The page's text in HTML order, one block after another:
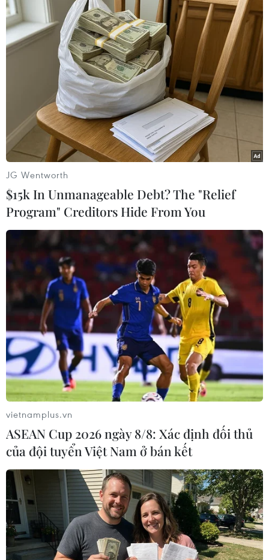
Theo dõi VietnamPlus
TIN LIÊN QUAN
Nga khiến phương Tây ngỡ ngàng với
vắcxin Sputnik V
04/02/2021 07:47
Báo Đức Die Welt ngày 4/2 đăng bài của nhà báo
Jacques Schuster cho rằng có thể Nga đã gây bất ngờ
cho các nước phương Tây khi điều chế ra vắcxin
Sputnik V ngừa virus SARS-CoV-2.
JG Wentworth
$15k In Unmanageable Debt? The "Relief
Program" Creditors Hide From You
vietnamplus.vn
ASEAN Cup 2026 ngày 8/8: Xác định đối thủ
của đội tuyển Việt Nam ở bán kết